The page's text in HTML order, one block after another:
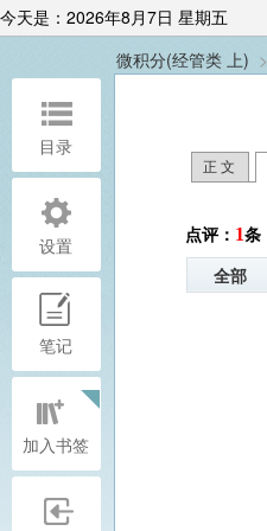
今天是：2026年8月7日 星期五
微积分(经管类 上) >
目录
设置
笔记
加入书签
正 文
点评： 1条
全部